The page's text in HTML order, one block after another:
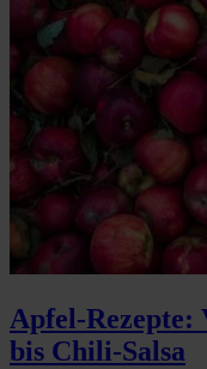
Apfel-Rezepte:
bis Chili-Salsa